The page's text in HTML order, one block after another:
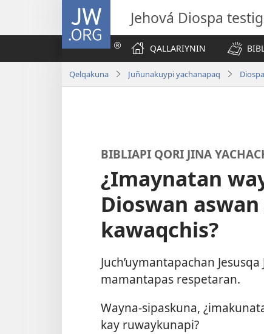
JW.ORG
Jehová Diospa
QALLARIYNIN
Qelqakuna Juñunakuypi yachanapaq
BIBLIAPI QORI JINA
¿Imaynatan
Dioswan
kawaqchis?
Juch’uymantapachan
mamantapas respetaran.
Wayna-sipaskuna,
kay ruwaykunapi?